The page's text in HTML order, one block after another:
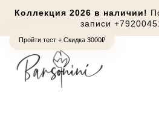
Пройти тест + Скидка 3000₽
Коллекция 2026 в наличии!
записи